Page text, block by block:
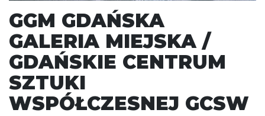
GGM GDAŃSKA
GALERIA MIEJSKA /
GDAŃSKIE CENTRUM
SZTUKI
WSPÓŁCZESNEJ GCSW